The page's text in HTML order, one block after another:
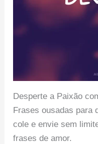
Desperte a Paixão
Frases ousadas para
cole e envie sem
frases de amor.